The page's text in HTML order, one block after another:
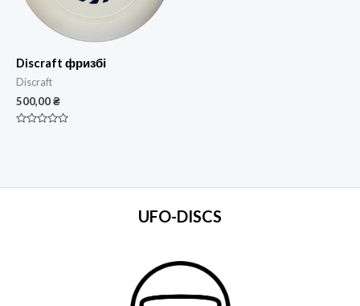
Discraft фризбі
Discraft
500,00₴
UFO-DISCS